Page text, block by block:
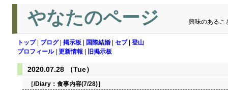
やなたのページ 興味のあるこ
トップ| ブログ| 掲示板 国際結婚 セブ| 登山
プロフィール| 更新情報 旧掲示板
2020.07.28 （Tue）
［/Diary： 食事内容(7/28)］